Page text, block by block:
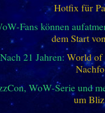
Hotfix für
Fans können
dem Start
Nach 21 Jahren: World of
WoW-Serie und
um